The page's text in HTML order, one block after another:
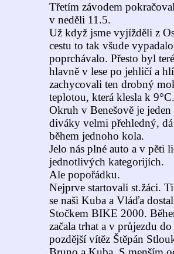
Třetím závodem
v neděli 11.5.
Už když jsme vyjížděli z
cestu to tak všude
poprchávalo. Přesto byl
hlavně v lese po jehličí a
zachycovali ten drobný
teplotou, která klesla k 9°C.
Okruh v Benešově je
diváky velmi přehledný, dá
během jednoho kola.
Jelo nás plné auto a v pěti
jednotlivých kategorijích.
Ale popořádku.
Nejprve startovali st.žáci.
se naši Kuba a Vláďa
Stočkem BIKE 2000.
začala trhat a v průjezdu
pozdější vítěz Štěpán